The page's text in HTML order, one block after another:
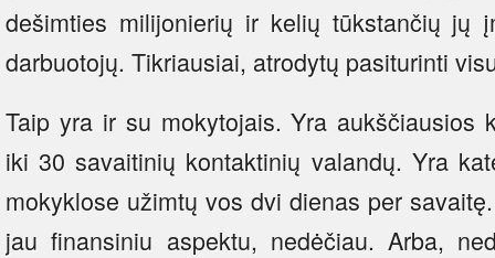
dešimties milijonierių ir kelių tūkstančių jų
darbuotojų. Tikriausiai, atrodytų pasiturinti
Taip yra ir su mokytojais. Yra aukščiausios
iki 30 savaitinių kontaktinių valandų. Yra
mokyklose užimtų vos dvi dienas per
jau finansiniu aspektu, nedėčiau. Arba,